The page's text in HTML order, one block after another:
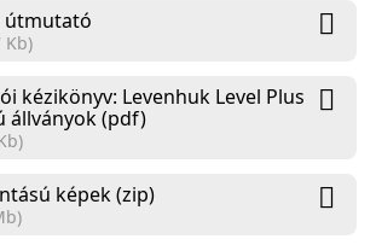
útmutató
Kb)
kézikönyv: Levenhuk Level Plus
állványok (pdf)
képek (zip)